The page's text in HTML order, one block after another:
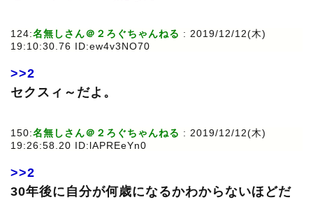
124:名無しさん＠２ろぐちゃんねる : 2019/12/12(木)
19:10:30.76 ID:ew4v3NO70
>>2
セクスィ～だよ。
150:名無しさん＠２ろぐちゃんねる : 2019/12/12(木)
19:26:58.20 ID:lAPREeYn0
>>2
30年後に自分が何歳になるかわからないほどだ